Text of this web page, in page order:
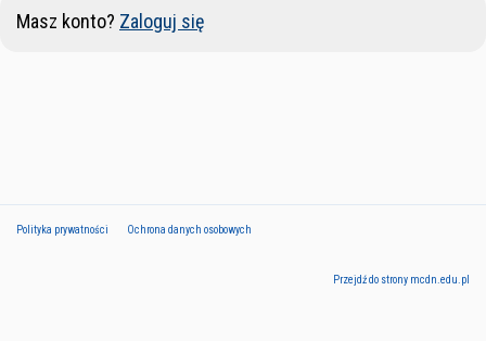
Masz konto? Zaloguj się
Polityka prywatności Ochrona danych osobowych
Przejdź do strony mcdn.edu.pl